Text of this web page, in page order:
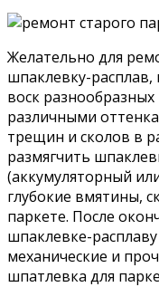
Желательно для
шпаклевку-
воск
различными
трещин и сколов в
размягчить
(аккумуляторный
глубокие вмятины,
паркете. После
шпаклевке-
механические и
шпатлевка для